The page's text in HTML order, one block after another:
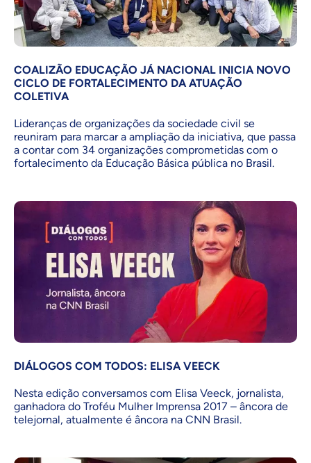
COALIZÃO EDUCAÇÃO JÁ NACIONAL INICIA NOVO
CICLO DE FORTALECIMENTO DA ATUAÇÃO
COLETIVA
Lideranças de organizações da sociedade civil se
reuniram para marcar a ampliação da iniciativa, que passa
a contar com 34 organizações comprometidas com o
fortalecimento da Educação Básica pública no Brasil.
DIÁLOGOS COM TODOS: ELISA VEECK
Nesta edição conversamos com Elisa Veeck, jornalista,
ganhadora do Troféu Mulher Imprensa 2017 – âncora de
telejornal, atualmente é âncora na CNN Brasil.